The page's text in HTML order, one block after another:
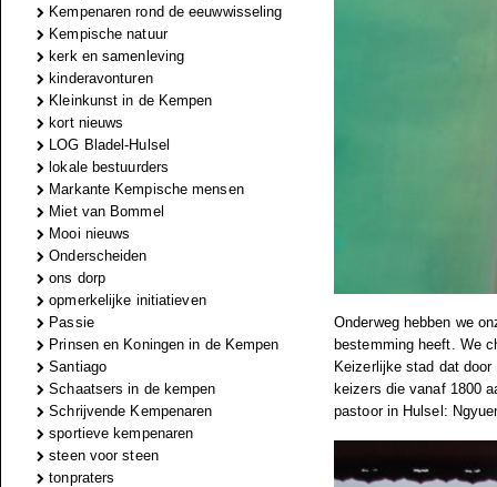
Kempenaren rond de eeuwwisseling
Kempische natuur
kerk en samenleving
kinderavonturen
Kleinkunst in de Kempen
kort nieuws
LOG Bladel-Hulsel
lokale bestuurders
Markante Kempische mensen
Miet van Bommel
Mooi nieuws
Onderscheiden
ons dorp
opmerkelijke initiatieven
Passie
Prinsen en Koningen in de Kempen
Santiago
Schaatsers in de kempen
Schrijvende Kempenaren
sportieve kempenaren
steen voor steen
tonpraters
Onderweg hebben we
bestemming heeft. We
Keizerlijke stad dat
keizers die vanaf 1800
pastoor in Hulsel: